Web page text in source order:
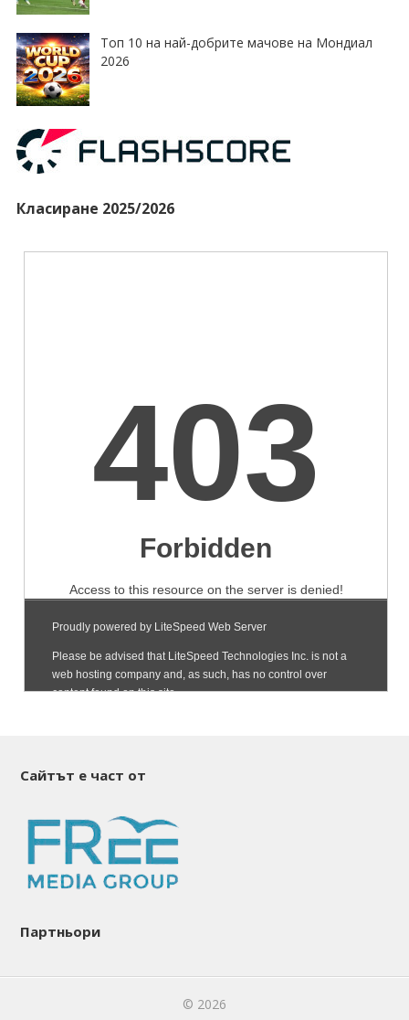
Топ 10 на най-добрите мачове на Мондиал
2026
Класиране 2025/2026
Сайтът е част от
Партньори
© 2026